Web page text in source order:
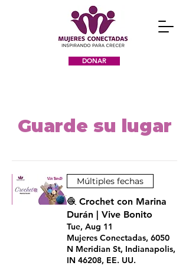
DONAR
Guarde su lugar
Múltiples fechas
🧶 Crochet con Marina
Durán | Vive Bonito
Tue, Aug 11
Mujeres Conectadas, 6050
N Meridian St, Indianapolis,
IN 46208, EE. UU.